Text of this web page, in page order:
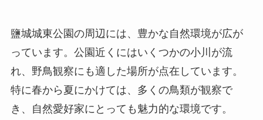
鹽城城東公園の周辺には、豊かな自然環境が広が
っています。公園近くにはいくつかの小川が流
れ、野鳥観察にも適した場所が点在しています。
特に春から夏にかけては、多くの鳥類が観察で
き、自然愛好家にとっても魅力的な環境です。